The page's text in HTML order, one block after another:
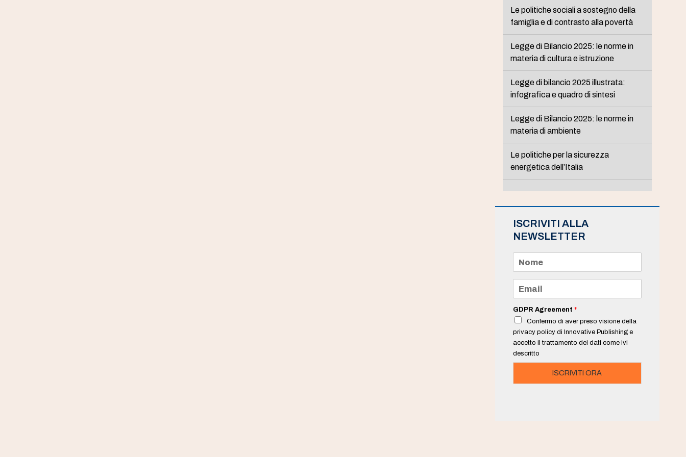
Le politiche sociali a sostegno della
famiglia e di contrasto alla povertà
Legge di Bilancio 2025: le norme in
materia di cultura e istruzione
Legge di bilancio 2025 illustrata:
infografica e quadro di sintesi
Legge di Bilancio 2025: le norme in
materia di ambiente
Le politiche per la sicurezza
energetica dell’Italia
ISCRIVITI ALLA
NEWSLETTER
m
e
a
i
*
GDPR Agreement *
Confermo di aver preso visione della
privacy policy di Innovative Publishing e
accetto il trattamento dei dati come ivi
descritto
ISCRIVITI ORA